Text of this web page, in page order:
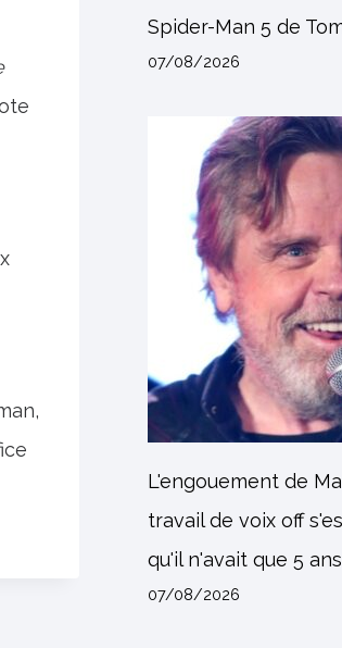
Spider-Man 5 de
07/08/2026
L'engouement de
travail de voix off
qu'il n'avait que 5 ans
07/08/2026